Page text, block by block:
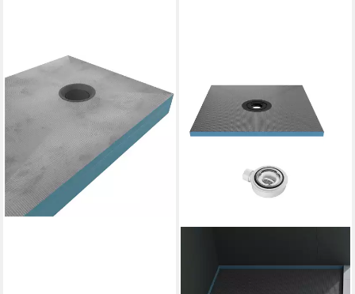
MARWELL
Rechteckduschwanne
PLANO, befliesbar,
80x120x12 cm
227,06 €
UVP 339,99 €
-33%
lieferbar in 3 Wochen